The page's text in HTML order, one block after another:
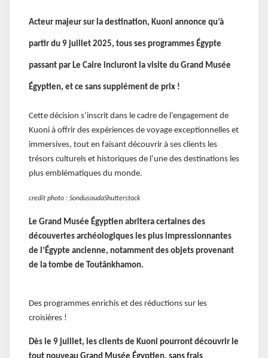
Acteur majeur sur la destination, Kuoni annonce qu’à
partir du 9 juillet 2025, tous ses programmes Égypte
passant par Le Caire incluront la visite du Grand Musée
Égyptien, et ce sans supplément de prix !
Cette décision s’inscrit dans le cadre de l’engagement de
Kuoni à offrir des expériences de voyage exceptionnelles et
immersives, tout en faisant découvrir à ses clients les
trésors culturels et historiques de l’une des destinations les
plus emblématiques du monde.
credit photo : SondusoudaShutterstock
Le Grand Musée Égyptien abritera certaines des
découvertes archéologiques les plus impressionnantes
de l’Égypte ancienne, notamment des objets provenant
de la tombe de Toutânkhamon.
Des programmes enrichis et des réductions sur les
croisières !
Dès le 9 juillet, les clients de Kuoni pourront découvrir le